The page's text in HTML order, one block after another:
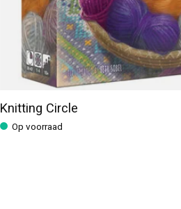
Knitting Circle
Op voorraad